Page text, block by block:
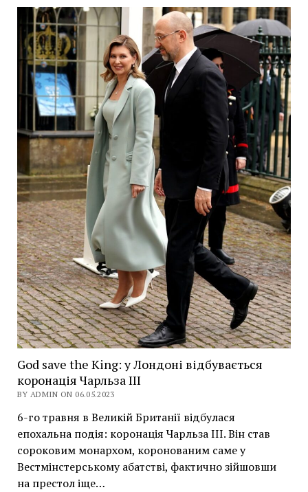
God save the King: у Лондоні відбувається
коронація Чарльза ІІІ
BY ADMIN ON 06.05.2023
6-го травня в Великій Британії відбулася
епохальна подія: коронація Чарльза ІІІ. Він став
сороковим монархом, коронованим саме у
Вестмінстерському абатстві, фактично зійшовши
на престол іще…